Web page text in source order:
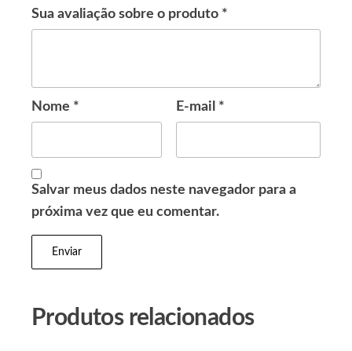
Sua avaliação sobre o produto *
Nome * E-mail *
Salvar meus dados neste navegador para a
próxima vez que eu comentar.
Produtos relacionados